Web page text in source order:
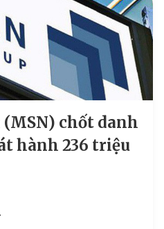
(MSN) chốt danh
hành 236 triệu